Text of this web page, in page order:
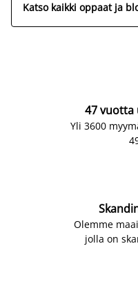
Katso kaikki oppaat ja
47 vuotta
Yli 3600
Olemme
jolla on